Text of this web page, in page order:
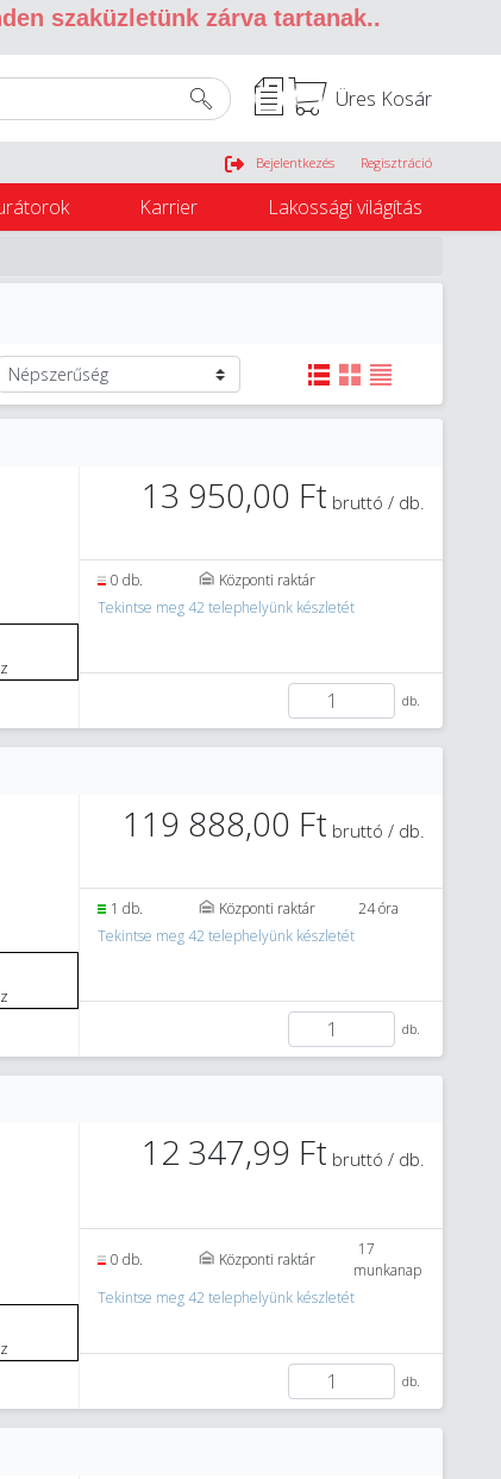
szaküzletünk zárva tartanak..
Üres Kosár
Belépés
Bejelentkezés Regisztráció
Karrier Lakossági világítás
13 950,00 Ft bruttó / db.
0 db.
Központi raktár
Tekintse meg 42 telephelyünk készletét
db.
119 888,00 Ft bruttó / db.
1 db. Központi raktár
24 óra
Tekintse meg 42 telephelyünk készletét
db.
12 347,99 Ft bruttó / db.
0 db. Központi raktár
17
munkanap
Tekintse meg 42 telephelyünk készletét
db.